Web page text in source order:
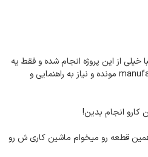
که تقریبا خیلی از این پروژه انجام شده و فقط یه
قسمتی از پروژه توی محیط manufacture مونده و نیاز به راهنمایی و
کارو انجام بدین!
قطعه رو میخوام ماشین کاری ش رو